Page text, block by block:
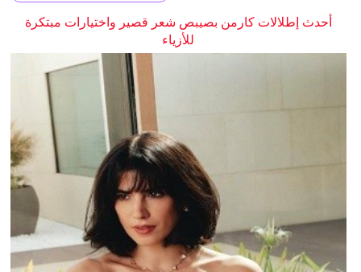
أحدث إطلالات كارمن بصيبص شعر قصير واختيارات مبتكرة
للأزياء